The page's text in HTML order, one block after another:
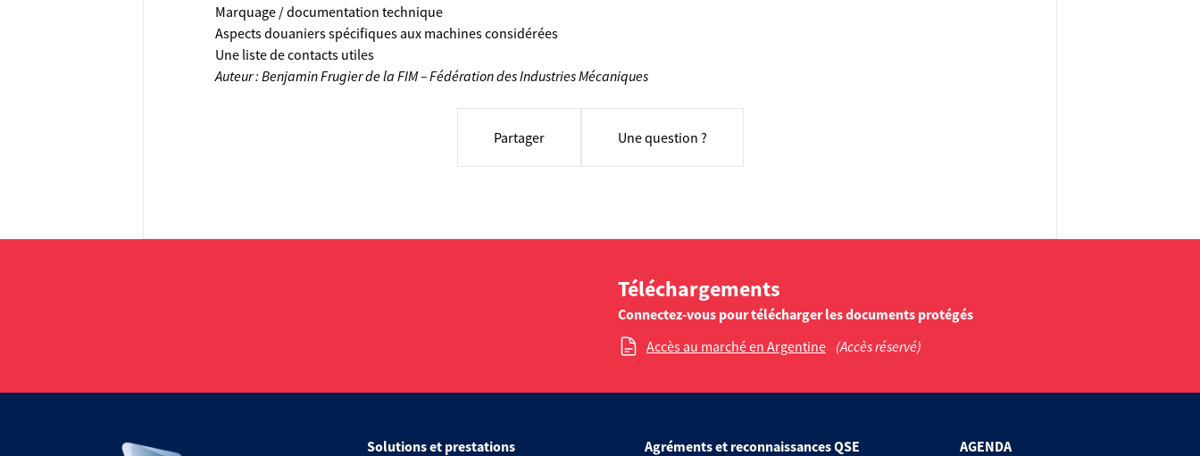
Marquage / documentation technique
Aspects douaniers spécifiques aux machines considérées
Une liste de contacts utiles
Auteur : Benjamin Frugier de la FIM – Fédération des IndustriesMécaniques
Partager Une question ?
Téléchargements
Connectez-vous pour télécharger les documents protégés
Accès au marché en Argentine (Accès réservé)
Solutions et prestations Agréments et reconnaissances QSE
AGENDA